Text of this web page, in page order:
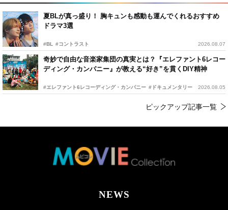
夏BLが真っ盛り！ 胸キュンも感動も運んでくれるおすすめ
ドラマ3選
#BL #コントラスト 2026.08.07
奇妙で自由な音楽家集団の真実とは？『エレファント6レコー
ディング・カンパニー』が教える“好き”を貫くDIY精神
#エレファント6レコーディング・カンパニー #ドキュメンタリー 2026.08.05
ピックアップ記事一覧
NEWS